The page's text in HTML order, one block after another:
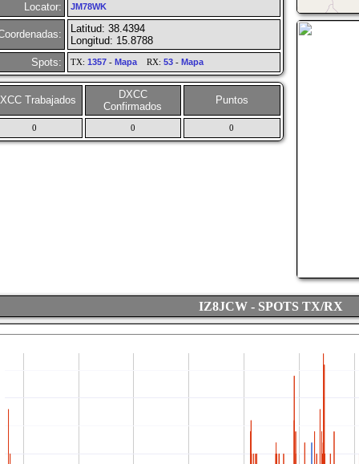
Locator:
JM78WK
Latitud: 38.4394
Longitud: 15.8788
Spots:
TX: 1357- MapaRX: 53- Mapa
Trabajados
DXCC
Confirmados
Puntos
0 0 0
IZ8JCW - SPOTS TX/RX